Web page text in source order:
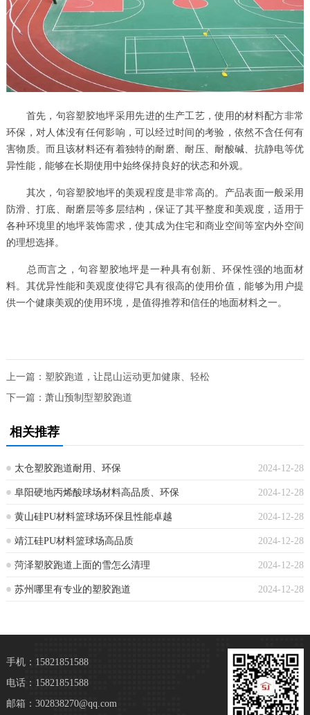
首先，句容塑胶地坪采用先进的生产工艺，使用的材料配方非常
环保，对人体没有任何影响，可以经过时间的考验，依然不含任何有
害物质。而且该材料还有着独特的耐磨、耐压、耐酸碱、抗静电等优
异性能，能够在长期使用中始终保持良好的状态和外观。
其次，句容塑胶地坪的美观程度是非常高的。产品表面一般采用
防滑、打底、耐磨层等多层结构，保证了其平整度和美观度，适用于
各种环境里的地坪装饰需求，使其成为住宅和商业空间等室内外空间
的理想选择。
总而言之，句容塑胶地坪是一种具有创新、环保性强的地面材
料。其优异性能和美观度使得它具有很高的使用价值，能够为用户提
供一个健康美观的使用环境，是值得推荐和信任的地面材料之一。
上一篇： 塑胶跑道，让昆山运动更加健康、轻松
下一篇： 萧山预制型塑胶跑道
相关推荐
2024-12-28
太仓塑胶跑道耐用、环保
2024-12-28
阜阳硬地丙烯酸球场材料高品质、环保
2024-12-28
黄山硅PU材料篮球场环保且性能卓越
2024-12-28
靖江硅PU材料篮球场高品质
2024-12-28
菏泽塑胶跑道上面的雪怎么清理
2024-12-28
苏州哪里有专业的塑胶跑道
手机：15821851588
电话：15821851588
邮箱：302838270@qq.com